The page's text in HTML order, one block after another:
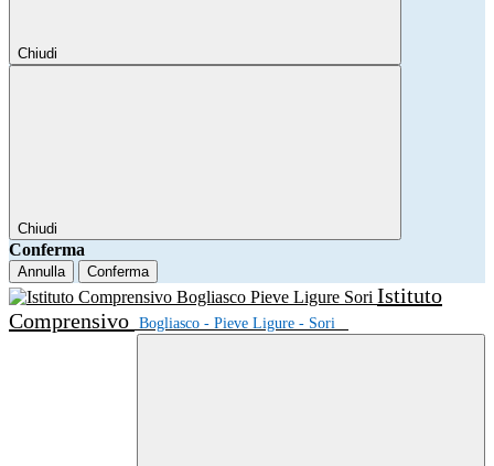
Chiudi
Chiudi
Conferma
Annulla Conferma
Istituto
Comprensivo Bogliasco - Pieve Ligure - Sori